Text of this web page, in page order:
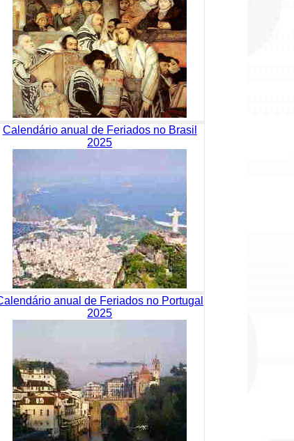
Calendário anual de Feriados no Brasil
2025
anual de Feriados no Portugal
2025